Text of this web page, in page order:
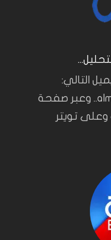
التالي:
almasalahsources@gmail.com.. وعبر صفحة
تويتر